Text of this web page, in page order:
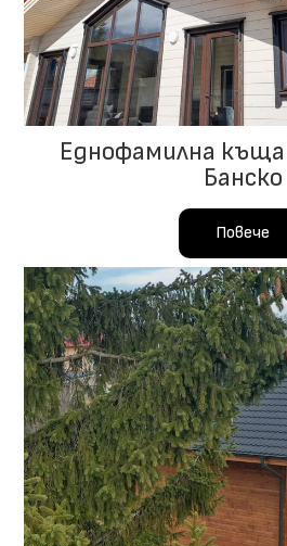
Еднофамилна къща
Банско
Повече